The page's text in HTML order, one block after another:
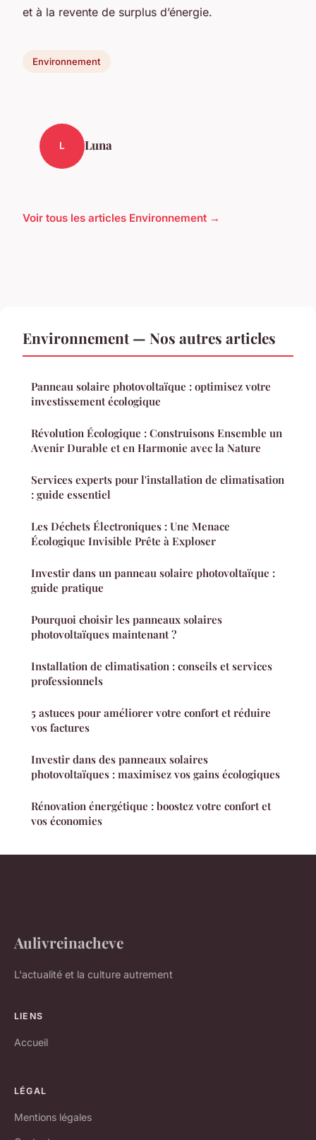
et à la revente de surplus d’énergie.
Environnement
L Luna
Voir tous les articles Environnement →
Environnement — Nos autres articles
Panneau solaire photovoltaïque : optimisez votre
investissement écologique
Révolution Écologique : Construisons Ensemble un
Avenir Durable et en Harmonie avec la Nature
Services experts pour l'installation de climatisation
: guide essentiel
Les Déchets Électroniques : Une Menace
Écologique Invisible Prête à Exploser
Investir dans un panneau solaire photovoltaïque :
guide pratique
Pourquoi choisir les panneaux solaires
photovoltaïques maintenant ?
Installation de climatisation : conseils et services
professionnels
5 astuces pour améliorer votre confort et réduire
vos factures
Investir dans des panneaux solaires
photovoltaïques : maximisez vos gains écologiques
Rénovation énergétique : boostez votre confort et
vos économies
Aulivreinacheve
L'actualité et la culture autrement
LIENS
Accueil
LÉGAL
Mentions légales